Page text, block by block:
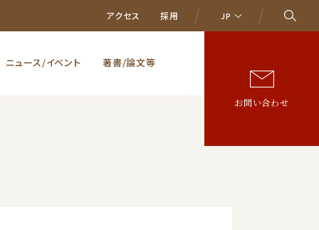
アクセス 採用 JP
ニュース/イベント 著書/論文等
お問い合わせ